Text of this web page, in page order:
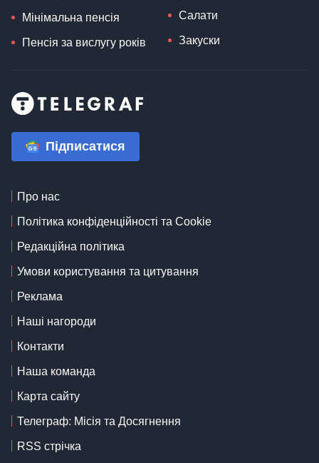
Мінімальна пенсія
Пенсія за вислугу років
Салати
Закуски
Підписатися
Про нас
Політика конфіденційності та Cookie
Редакційна політика
Умови користування та цитування
Реклама
Наші нагороди
Контакти
Наша команда
Карта сайту
Телеграф: Місія та Досягнення
RSS стрічка